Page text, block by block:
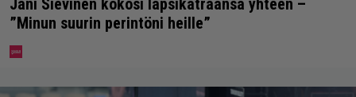
Jani Sievinen kokosi lapsikatraansa yhteen –
”Minun suurin perintöni heille”